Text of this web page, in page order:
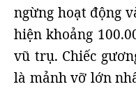
ngừng hoạt động
hiện khoảng
vũ trụ. Chiếc
là mảnh vỡ lớn